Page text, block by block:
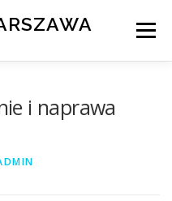
Menu
i naprawa